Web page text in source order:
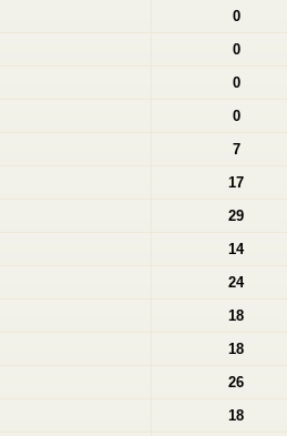
0
0
0
0
7
17
29
14
24
18
18
26
18